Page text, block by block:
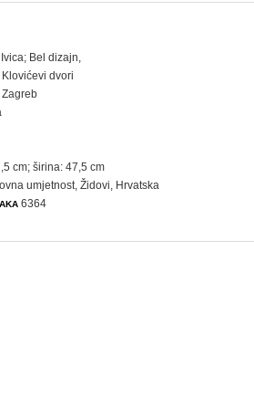
; Bel dizajn,
dvori
Zagreb
cm; širina: 47,5 cm
umjetnost , Židovi, Hrvatska
6364